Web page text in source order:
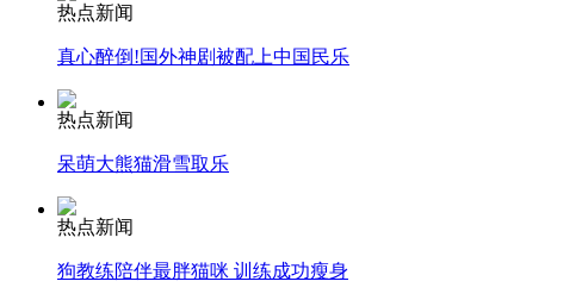
安徽一实载49人客车翻车
走！跟着总书记去植树
消防员救轻生者
热点新闻
真心醉倒!国外神剧被配上中国民乐
热点新闻
呆萌大熊猫滑雪取乐
热点新闻
狗教练陪伴最胖猫咪 训练成功瘦身